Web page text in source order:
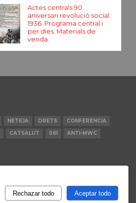
Actes centrals 90
aniversari revolució social
1936. Programa central i
per dies. Materials de
venda.
NETEJA DRETS
CONFERENCIA
CATSALUT 061 ANTI-MWC
Rechazar todo Aceptar todo